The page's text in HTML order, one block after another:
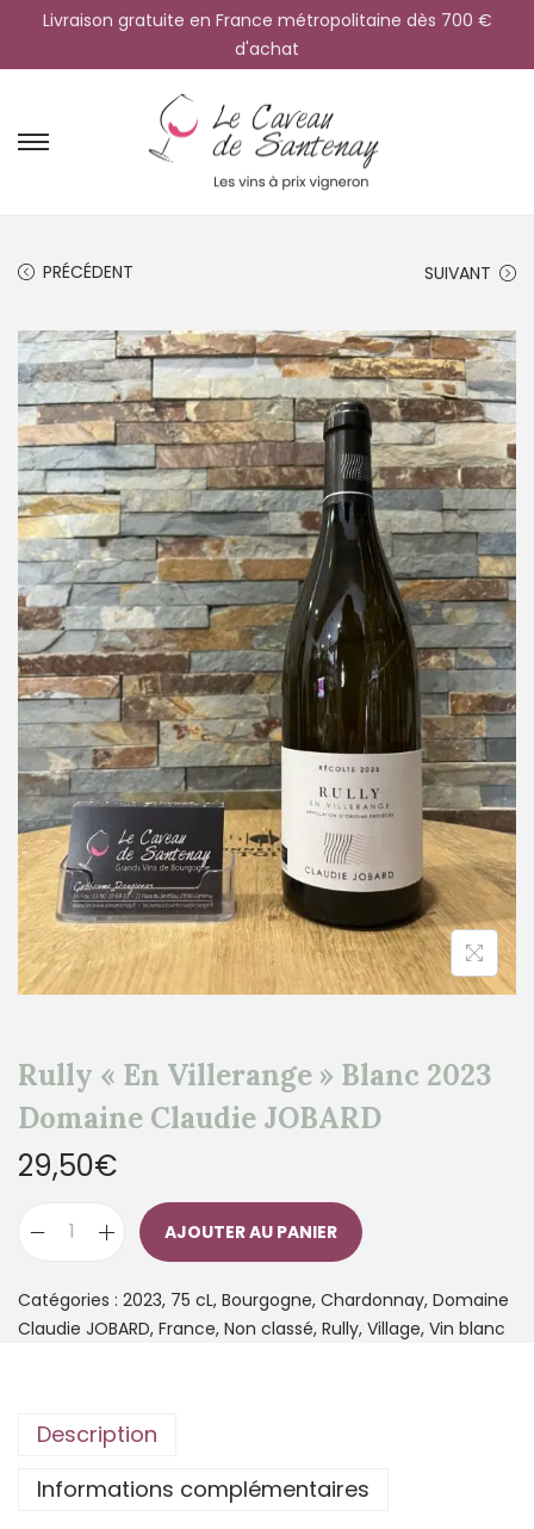
Livraison gratuite en France métropolitaine dès 700 €
d'achat
PRÉCÉDENT SUIVANT
Rully « En Villerange » Blanc 2023
Domaine Claudie JOBARD
29,50€
AJOUTER AU PANIER
Catégories : 2023, 75 cL, Bourgogne, Chardonnay, Domaine
Claudie JOBARD, France, Non classé, Rully, Village, Vin blanc
Description
Informations complémentaires